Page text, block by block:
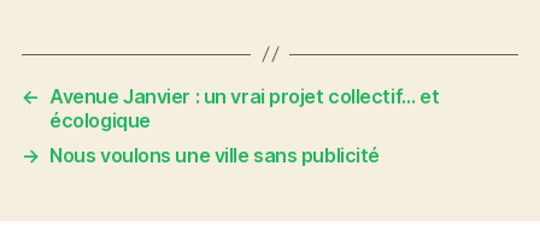
← Avenue Janvier : un vrai projet collectif… et
écologique
→ Nous voulons une ville sans publicité